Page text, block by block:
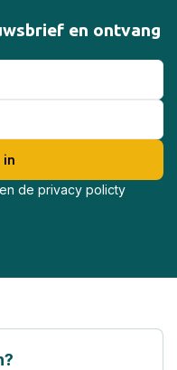
en ontvang
de privacy policty